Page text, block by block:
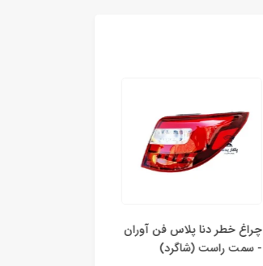
چراغ خطر دنا پلاس فن آوران
- سمت راست (شاگرد)